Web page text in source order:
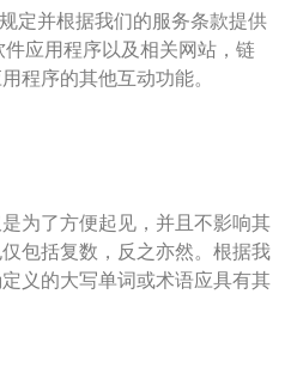
定并根据我们的服务条款提供
应用程序以及相关网站，链
程序的其他互动功能。
为了方便起见，并且不影响其
包括复数，反之亦然。根据我
义的大写单词或术语应具有其